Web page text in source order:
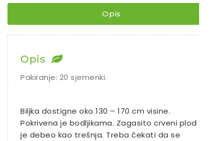
Opis
Opis
Pakiranje: 20 sjemenki.
Biljka dostigne oko 130 – 170 cm visine.
Pokrivena je bodljikama. Zagasito crveni plod
je debeo kao trešnja. Treba čekati da se